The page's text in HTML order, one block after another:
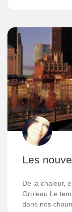
Les
De la chaleur,
Groleau Le
dans nos